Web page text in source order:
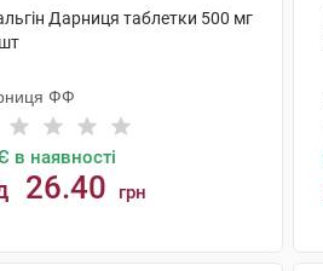
Дарниця таблетки 500 мг
ФФ
в наявності
26.40 грн